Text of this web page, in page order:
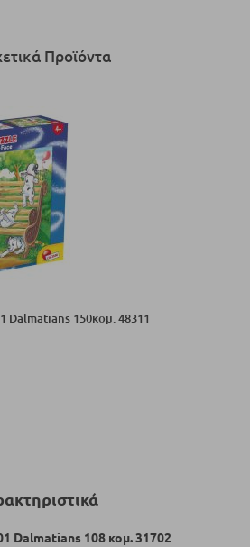
Προϊόντα
Dalmatians 150κομ. 48311
Dalmatians 108 κομ. 31702